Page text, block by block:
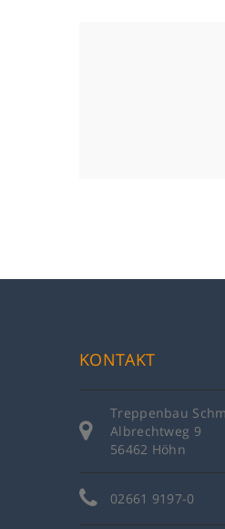
KONTAKT
Treppenbau
Albrechtweg 9
56462 Höhn
02661 9197-0